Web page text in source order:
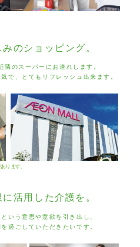
のショッピング。
隣のスーパーにお連れします。
で、とてもリフレッシュ出来ます。
ります。
活用した介護を。
いう意思や意欲を引き出し、
過ごしていただきたいです。